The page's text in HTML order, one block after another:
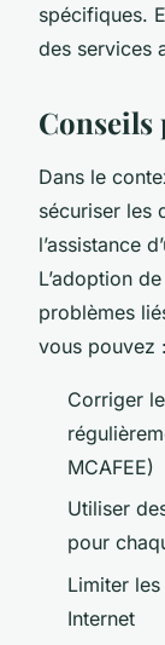
spécifiques.
des services
Conseils
Dans le
sécuriser les
l’assistance
L’adoption
problèmes
vous pouvez :
Corriger
MCAFEE)
Utiliser
pour
Limiter
Internet